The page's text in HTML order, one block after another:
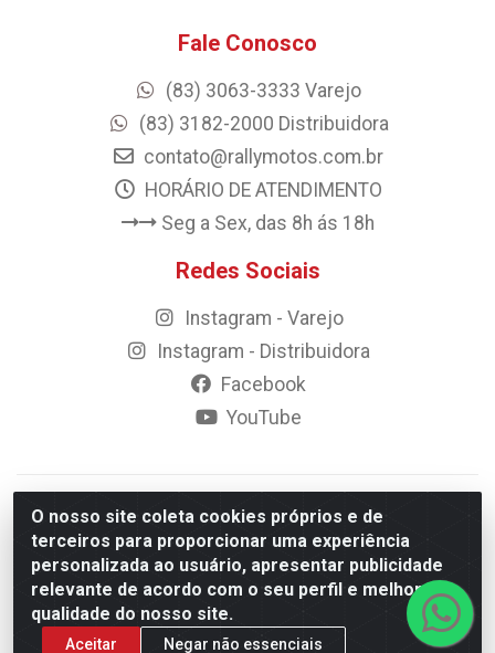
O nosso site coleta cookies próprios e de
terceiros para proporcionar uma experiência
personalizada ao usuário, apresentar publicidade
relevante de acordo com o seu perfil e melhorar a
qualidade do nosso site.
Aceitar Negar não essenciais
Fale Conosco
(83) 3063-3333 Varejo
(83) 3182-2000 Distribuidora
contato@rallymotos.com.br
HORÁRIO DE ATENDIMENTO
Seg a Sex, das 8h ás 18h
Redes Sociais
Instagram - Varejo
Instagram - Distribuidora
Facebook
YouTube
© 2023 Rally Motos - todos os direitos reservados.
Razão Social: Rally motos distribuidora, importadora e
transportadora de peças LTDA - CNPJ 09.262.859/0001-43 -
Rua Vigário Calixto 2900 - Catolé, Campina Grande/PB